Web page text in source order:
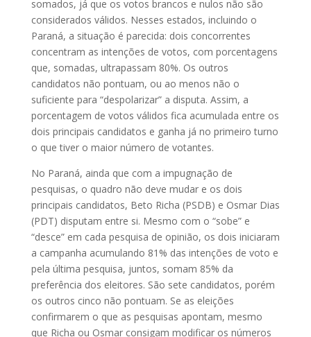
somados, já que os votos brancos e nulos não são
considerados válidos. Nesses estados, incluindo o
Paraná, a situação é parecida: dois concorrentes
concentram as intenções de votos, com porcentagens
que, somadas, ultrapassam 80%. Os outros
candidatos não pontuam, ou ao menos não o
suficiente para “despolarizar” a disputa. Assim, a
porcentagem de votos válidos fica acumulada entre os
dois principais candidatos e ganha já no primeiro turno
o que tiver o maior número de votantes.
No Paraná, ainda que com a impugnação de
pesquisas, o quadro não deve mudar e os dois
principais candidatos, Beto Richa (PSDB) e Osmar Dias
(PDT) disputam entre si. Mesmo com o “sobe” e
“desce” em cada pesquisa de opinião, os dois iniciaram
a campanha acumulando 81% das intenções de voto e
pela última pesquisa, juntos, somam 85% da
preferência dos eleitores. São sete candidatos, porém
os outros cinco não pontuam. Se as eleições
confirmarem o que as pesquisas apontam, mesmo
que Richa ou Osmar consigam modificar os números